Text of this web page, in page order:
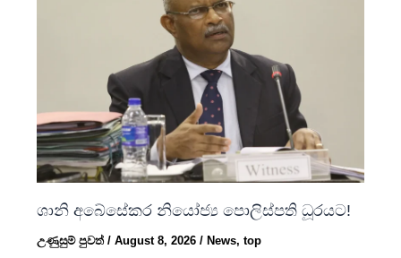
ශානි අබේසේකර නියෝජ්‍ය පොලිස්පති ධූරයට!
උණුසුම් පුවත්/August 8, 2026/News,top